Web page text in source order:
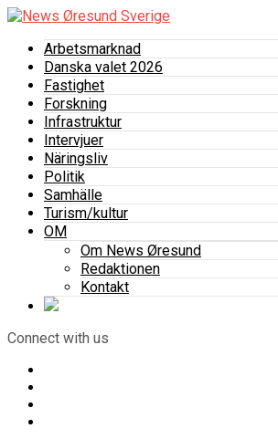
Arbetsmarknad
Danska valet 2026
Fastighet
Forskning
Infrastruktur
Intervjuer
Näringsliv
Politik
Samhälle
Turism/kultur
OM
Om News Øresund
Redaktionen
Kontakt
Connect with us